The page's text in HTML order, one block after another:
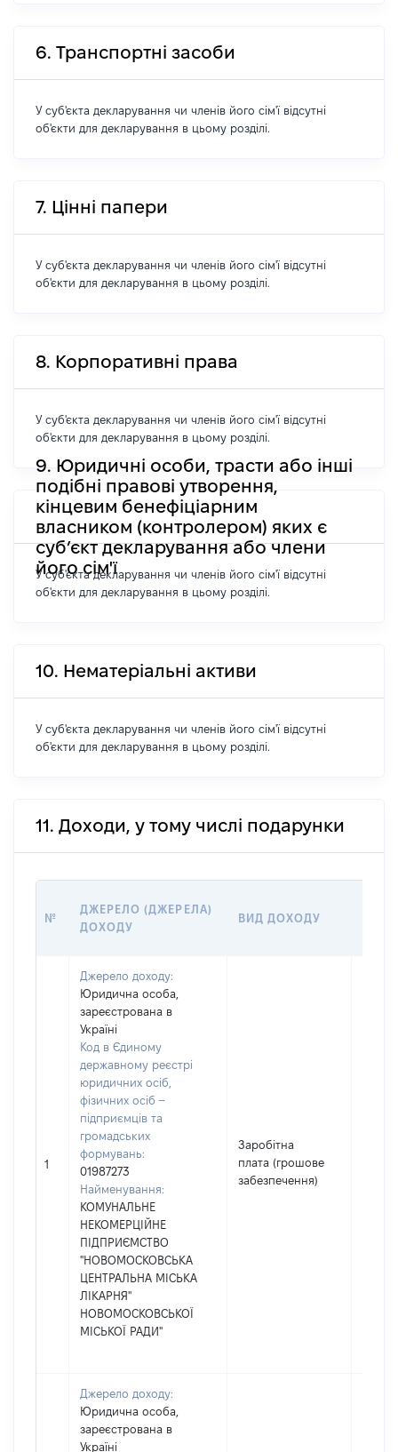
6. Транспортні засоби
У суб'єкта декларування чи членів його сім'ї відсутні
об'єкти для декларування в цьому розділі.
7. Цінні папери
У суб'єкта декларування чи членів його сім'ї відсутні
об'єкти для декларування в цьому розділі.
8. Корпоративні права
У суб'єкта декларування чи членів його сім'ї відсутні
об'єкти для декларування в цьому розділі.
9. Юридичні особи, трасти або інші
подібні правові утворення,
кінцевим бенефіціарним
власником (контролером) яких є
суб’єкт декларування або члени
його сім'ї
У суб'єкта декларування чи членів його сім'ї відсутні
об'єкти для декларування в цьому розділі.
10. Нематеріальні активи
У суб'єкта декларування чи членів його сім'ї відсутні
об'єкти для декларування в цьому розділі.
11. Доходи, у тому числі подарунки
№
ДЖЕРЕЛО (ДЖЕРЕЛА)
ДОХОДУ
ВИД ДОХОДУ
1
Джерело доходу:
Юридична особа,
зареєстрована в
Україні
Код в Єдиному
державному реєстрі
юридичних осіб,
фізичних осіб –
підприємців та
громадських
формувань:
01987273
Найменування:
КОМУНАЛЬНЕ
НЕКОМЕРЦІЙНЕ
ПІДПРИЄМСТВО
"НОВОМОСКОВСЬКА
ЦЕНТРАЛЬНА МІСЬКА
ЛІКАРНЯ"
НОВОМОСКОВСЬКОЇ
МІСЬКОЇ РАДИ"
Заробітна
плата (грошове
забезпечення)
Джерело доходу:
Юридична особа,
зареєстрована в
Україні